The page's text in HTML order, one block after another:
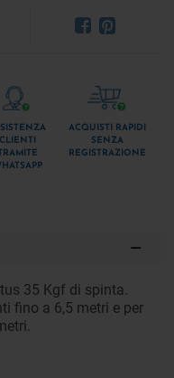
CLIENTI
ACQUISTI RAPIDI
SENZA
REGISTRAZIONE
35 Kgf di spinta.
fino a 6,5 metri e per